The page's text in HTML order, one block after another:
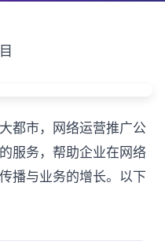
都市，网络运营推广公
服务，帮助企业在网络
播与业务的增长。以下